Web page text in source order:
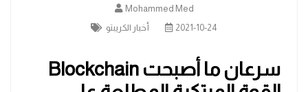
Mohammed Med
2021-10-24
أخبار الكريبتو
سرعان ما أصبحت Blockchain